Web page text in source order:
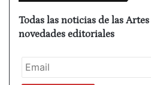
Todas las noticias de las
novedades editoriales